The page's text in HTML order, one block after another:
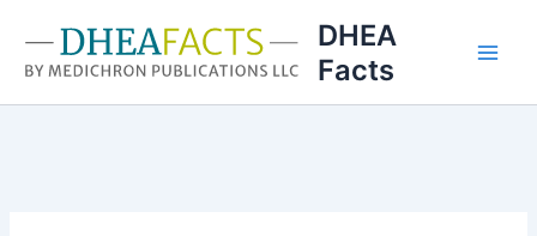
contenido
DHEA
Facts